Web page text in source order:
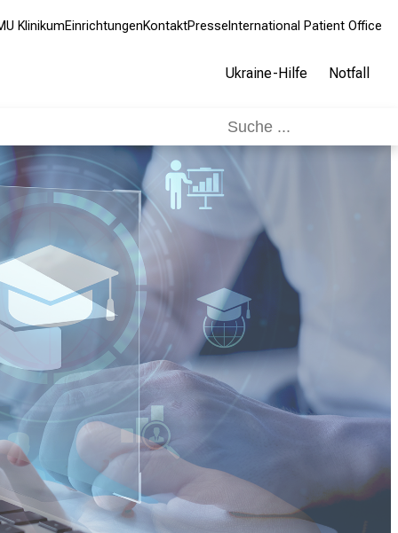
KlinikumEinrichtungenKontaktPresse International Patient Office
Ukraine-Hilfe Notfall